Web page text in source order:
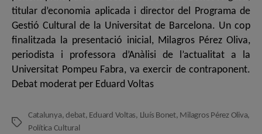
titular d’economia aplicada i director del Programa de
Gestió Cultural de la Universitat de Barcelona. Un cop
finalitzada la presentació inicial, Milagros Pérez Oliva,
periodista i professora d’Anàlisi de l’actualitat a la
Universitat Pompeu Fabra, va exercir de contraponent.
Debat moderat per Eduard Voltas
Etiquetes
Catalunya,debat, Eduard Voltas, Lluís Bonet, Milagros Pérez Oliva,
Política Cultural